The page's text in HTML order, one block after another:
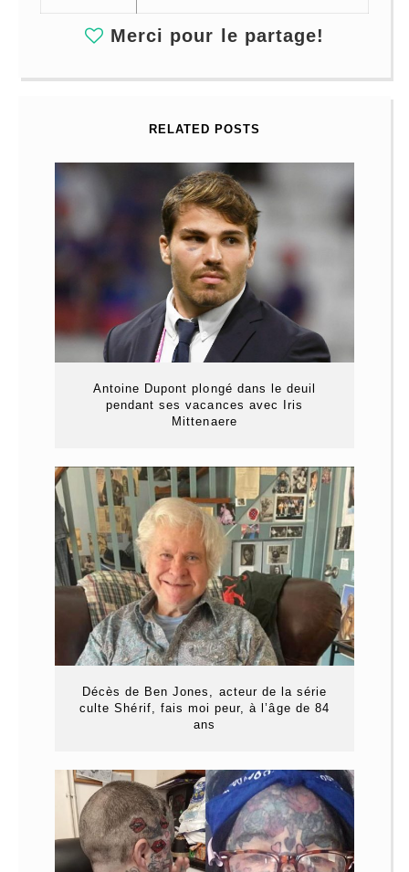
Merci pour le partage!
RELATED POSTS
Antoine Dupont plongé dans le deuil
pendant ses vacances avec Iris
Mittenaere
Décès de Ben Jones, acteur de la série
culte Shérif, fais moi peur, à l’âge de 84
ans